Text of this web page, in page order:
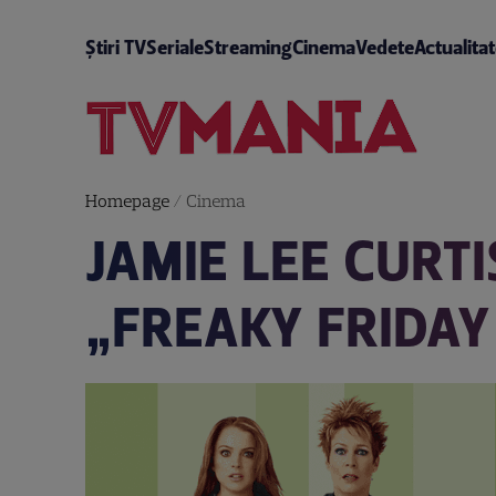
Știri TVSerialeStreamingCinemaVedete
Homepage/ Cinema
JAMIE LEE
„FREAKY